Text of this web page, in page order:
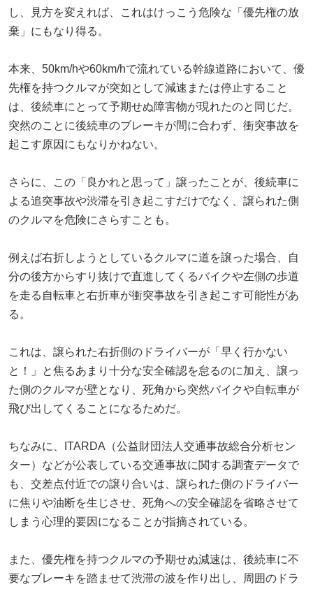
し、見方を変えれば、これはけっこう危険な「優先権の放
棄」にもなり得る。
本来、50km/hや60km/hで流れている幹線道路において、優
先権を持つクルマが突如として減速または停止すること
は、後続車にとって予期せぬ障害物が現れたのと同じだ。
突然のことに後続車のブレーキが間に合わず、衝突事故を
起こす原因にもなりかねない。
さらに、この「良かれと思って」譲ったことが、後続車に
よる追突事故や渋滞を引き起こすだけでなく、譲られた側
のクルマを危険にさらすことも。
例えば右折しようとしているクルマに道を譲った場合、自
分の後方からすり抜けで直進してくるバイクや左側の歩道
を走る自転車と右折車が衝突事故を引き起こす可能性があ
る。
これは、譲られた右折側のドライバーが「早く行かない
と！」と焦るあまり十分な安全確認を怠るのに加え、譲っ
た側のクルマが壁となり、死角から突然バイクや自転車が
飛び出してくることになるためだ。
ちなみに、ITARDA（公益財団法人交通事故総合分析セン
ター）などが公表している交通事故に関する調査データで
も、交差点付近での譲り合いは、譲られた側のドライバー
に焦りや油断を生じさせ、死角への安全確認を省略させて
しまう心理的要因になることが指摘されている。
また、優先権を持つクルマの予期せぬ減速は、後続車に不
要なブレーキを踏ませて渋滞の波を作り出し、周囲のドラ